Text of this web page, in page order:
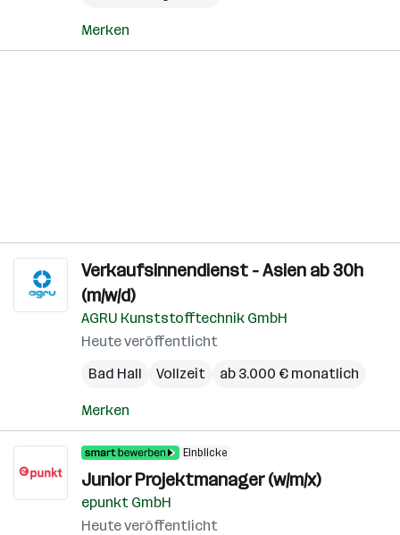
Merken
Verkaufsinnendienst - Asien ab 30h
(m/w/d)
AGRU Kunststofftechnik GmbH
Heute veröffentlicht
Bad Hall
Vollzeit ab 3.000 € monatlich
Merken
Einblicke
Junior Projektmanager (w/m/x)
epunkt GmbH
Heute veröffentlicht